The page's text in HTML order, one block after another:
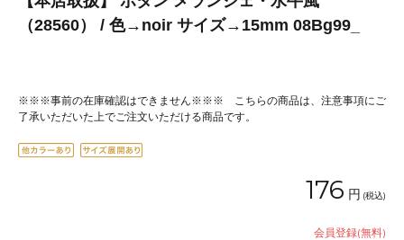
（28560） / 色→noir サイズ→15mm 08Bg99_
※※※事前の在庫確認はできません※※※ こちらの商品は、注意事項にご
了承いただいた上でご注文いただける商品です。
176 円 (税込)
会員登録(無料)